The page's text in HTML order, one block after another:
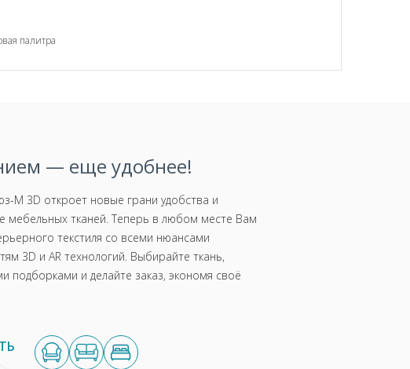
палитра
— еще удобнее!
М 3D откроет новые грани удобства и
мебельных тканей. Теперь в любом месте Вам
текстиля со всеми нюансами
3D и AR технологий. Выбирайте ткань,
подборками и делайте заказ, экономя своё